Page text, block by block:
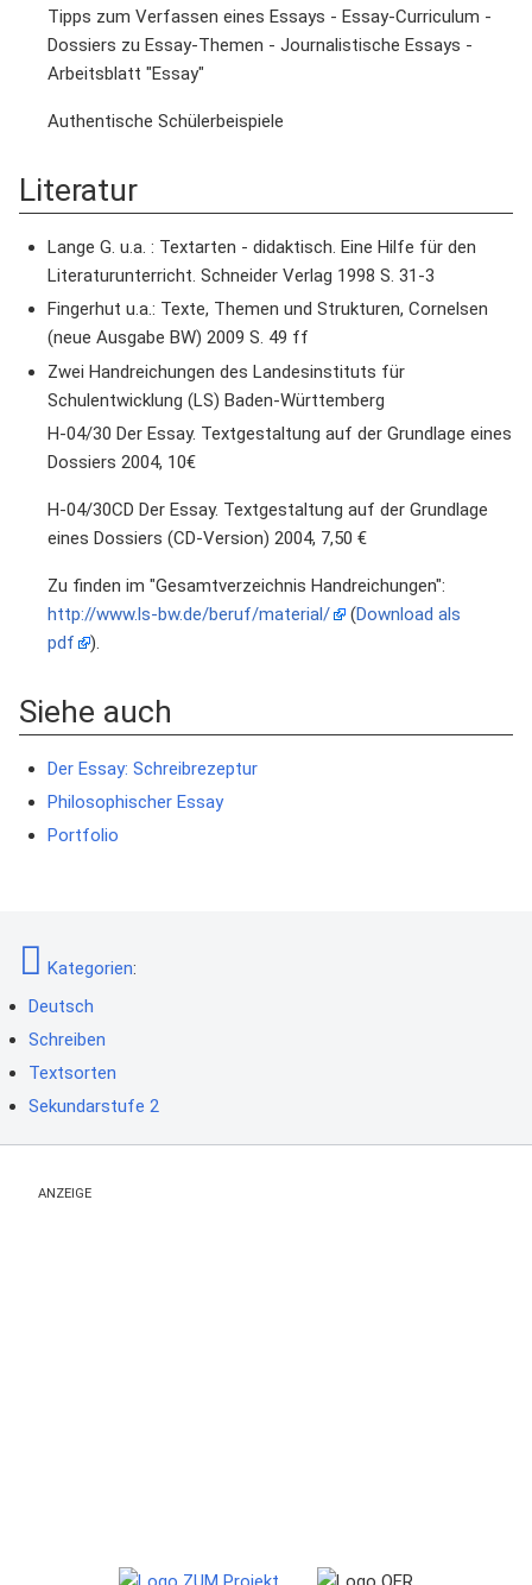
Tipps zum Verfassen eines Essays - Essay-Curriculum -
Dossiers zu Essay-Themen - Journalistische Essays -
Arbeitsblatt "Essay"
Authentische Schülerbeispiele
Literatur
Lange G. u.a. : Textarten - didaktisch. Eine Hilfe für den
Literaturunterricht. Schneider Verlag 1998 S. 31-3
Fingerhut u.a.: Texte, Themen und Strukturen, Cornelsen
(neue Ausgabe BW) 2009 S. 49 ff
Zwei Handreichungen des Landesinstituts für
Schulentwicklung (LS) Baden-Württemberg
H-04/30 Der Essay. Textgestaltung auf der Grundlage eines
Dossiers 2004, 10€
H-04/30CD Der Essay. Textgestaltung auf der Grundlage
eines Dossiers (CD-Version) 2004, 7,50 €
Zu finden im "Gesamtverzeichnis Handreichungen":
http://www.ls-bw.de/beruf/material/
(Download als
pdf
).
Siehe auch
Der Essay: Schreibrezeptur
Philosophischer Essay
Portfolio
Kategorien:
Deutsch
Schreiben
Textsorten
Sekundarstufe 2
ANZEIGE